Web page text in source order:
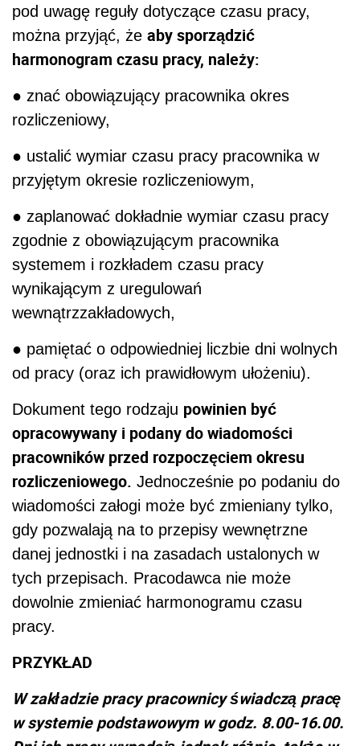
pod uwagę reguły dotyczące czasu pracy,
można przyjąć, że aby sporządzić
harmonogram czasu pracy, należy:
● znać obowiązujący pracownika okres
rozliczeniowy,
● ustalić wymiar czasu pracy pracownika w
przyjętym okresie rozliczeniowym,
● zaplanować dokładnie wymiar czasu pracy
zgodnie z obowiązującym pracownika
systemem i rozkładem czasu pracy
wynikającym z uregulowań
wewnątrzzakładowych,
● pamiętać o odpowiedniej liczbie dni wolnych
od pracy (oraz ich prawidłowym ułożeniu).
Dokument tego rodzaju powinien być
opracowywany i podany do wiadomości
pracowników przed rozpoczęciem okresu
rozliczeniowego. Jednocześnie po podaniu do
wiadomości załogi może być zmieniany tylko,
gdy pozwalają na to przepisy wewnętrzne
danej jednostki i na zasadach ustalonych w
tych przepisach. Pracodawca nie może
dowolnie zmieniać harmonogramu czasu
pracy.
PRZYKŁAD
W zakładzie pracy pracownicy świadczą pracę
w systemie podstawowym w godz. 8.00-16.00.